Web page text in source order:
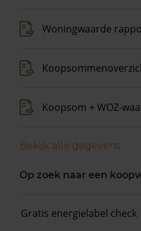
Woningwaarde
Koopsom + WOZ-
Bekijk alle gegevens
Op zoek naar een
Gratis energielabel check